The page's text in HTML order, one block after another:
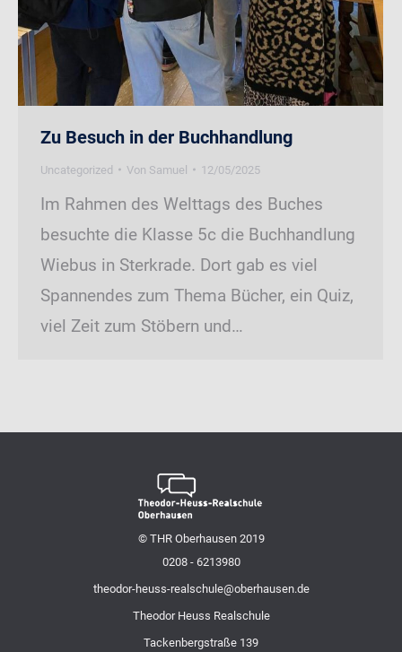
Zu Besuch in der Buchhandlung
Uncategorized Von Samuel 12/05/2025
Im Rahmen des Welttags des Buches
besuchte die Klasse 5c die Buchhandlung
Wiebus in Sterkrade. Dort gab es viel
Spannendes zum Thema Bücher, ein Quiz,
viel Zeit zum Stöbern und…
© THR Oberhausen 2019
0208 - 6213980
theodor-heuss-realschule@oberhausen.de
Theodor Heuss Realschule
Tackenbergstraße 139